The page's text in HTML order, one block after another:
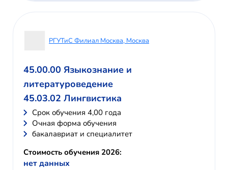
РГУТиС Филиал Москва, Москва
45.00.00 Языкознание и
литературоведение
45.03.02 Лингвистика
Cрок обучения 4,00 года
Очная форма обучения
бакалавриат и специалитет
Стоимость обучения 2026:
нет данных